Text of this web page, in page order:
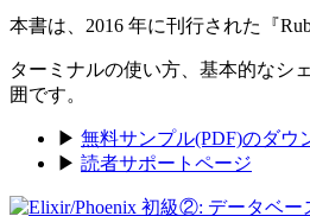
本書は、2016 年に刊行された『
ターミナルの使い方、基本的なシ
囲です。
▶ 無料サンプル(PDF)のダウ
▶ 読者サポートページ